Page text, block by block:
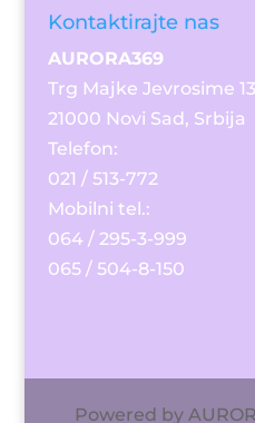
Kontaktirajte nas
AURORA369
Trg Majke Jevrosime 13
21000 Novi Sad, Srbija
Telefon:​
021 / 513-772
Mobilni tel.:
064 / 295-3-999
065 / 504-8-150
Powered by